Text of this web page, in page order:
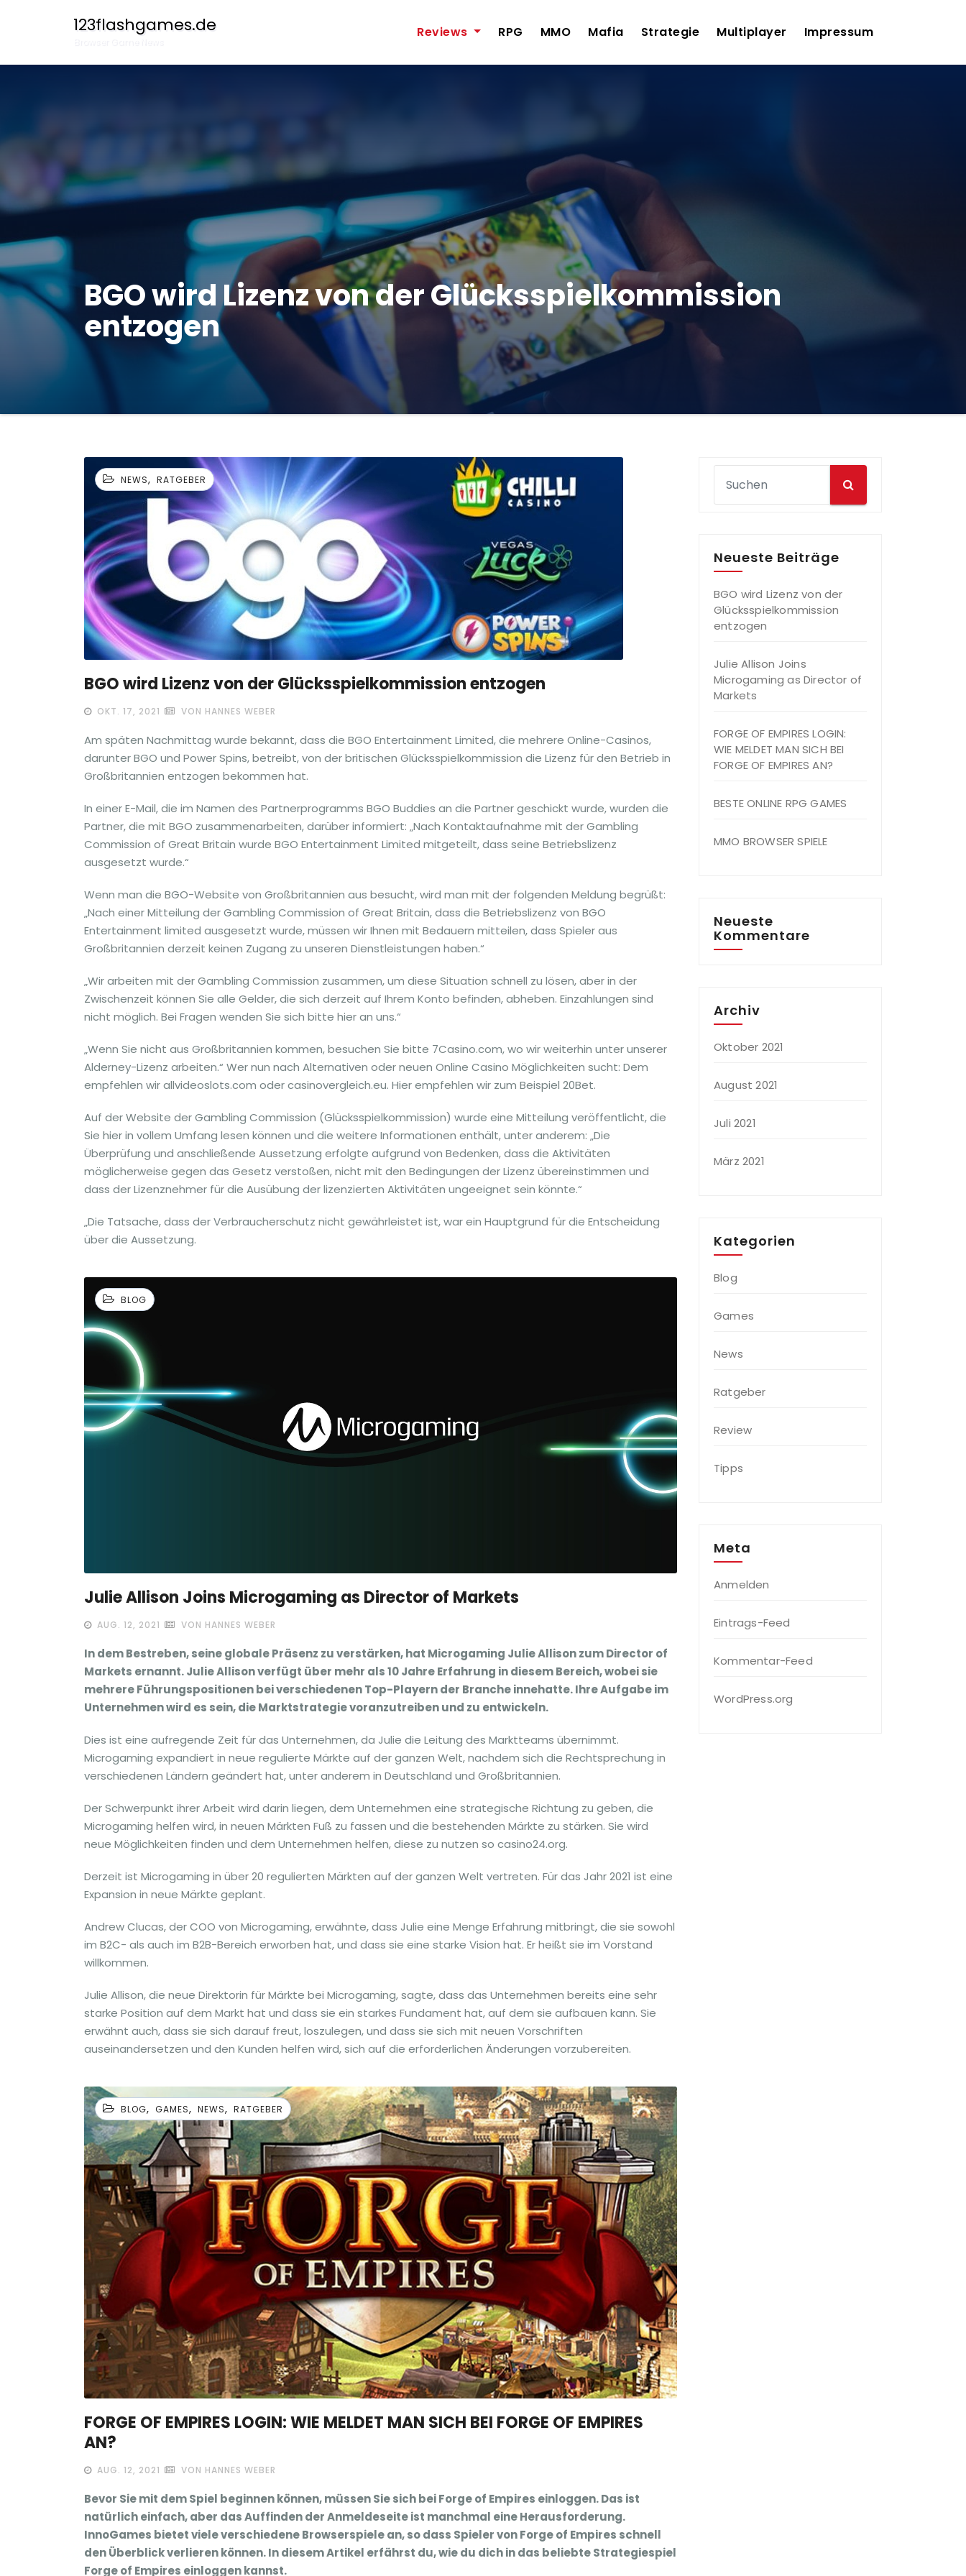
123flashgames.de Reviews RPG MMO Mafia Strategie Multiplayer Impressum
BGO wird Lizenz von der Glücksspielkommission
entzogen
NEWS, RATGEBER
BGO wird Lizenz von der Glücksspielkommission entzogen
OKT. 17, 2021 VON HANNES WEBER
Am späten Nachmittag wurde bekannt, dass die BGO Entertainment Limited, die mehrere Online-Casinos,
darunter BGO und Power Spins, betreibt, von der britischen Glücksspielkommission die Lizenz für den Betrieb in
Großbritannien entzogen bekommen hat.
In einer E-Mail, die im Namen des Partnerprogramms BGO Buddies an die Partner geschickt wurde, wurden die
Partner, die mit BGO zusammenarbeiten, darüber informiert: „Nach Kontaktaufnahme mit der Gambling
Commission of Great Britain wurde BGO Entertainment Limited mitgeteilt, dass seine Betriebslizenz
ausgesetzt wurde.“
Wenn man die BGO-Website von Großbritannien aus besucht, wird man mit der folgenden Meldung begrüßt:
„Nach einer Mitteilung der Gambling Commission of Great Britain, dass die Betriebslizenz von BGO
Entertainment limited ausgesetzt wurde, müssen wir Ihnen mit Bedauern mitteilen, dass Spieler aus
Großbritannien derzeit keinen Zugang zu unseren Dienstleistungen haben.“
„Wir arbeiten mit der Gambling Commission zusammen, um diese Situation schnell zu lösen, aber in der
Zwischenzeit können Sie alle Gelder, die sich derzeit auf Ihrem Konto befinden, abheben. Einzahlungen sind
nicht möglich. Bei Fragen wenden Sie sich bitte hier an uns.“
„Wenn Sie nicht aus Großbritannien kommen, besuchen Sie bitte 7Casino.com, wo wir weiterhin unter unserer
Alderney-Lizenz arbeiten.“ Wer nun nach Alternativen oder neuen Online Casino Möglichkeiten sucht: Dem
empfehlen wir allvideoslots.com oder casinovergleich.eu. Hier empfehlen wir zum Beispiel 20Bet.
Auf der Website der Gambling Commission (Glücksspielkommission) wurde eine Mitteilung veröffentlicht, die
Sie hier in vollem Umfang lesen können und die weitere Informationen enthält, unter anderem: „Die
Überprüfung und anschließende Aussetzung erfolgte aufgrund von Bedenken, dass die Aktivitäten
möglicherweise gegen das Gesetz verstoßen, nicht mit den Bedingungen der Lizenz übereinstimmen und
dass der Lizenznehmer für die Ausübung der lizenzierten Aktivitäten ungeeignet sein könnte.“
„Die Tatsache, dass der Verbraucherschutz nicht gewährleistet ist, war ein Hauptgrund für die Entscheidung
über die Aussetzung.
BLOG
Julie Allison Joins Microgaming as Director of Markets
AUG. 12, 2021 VON HANNES WEBER
In dem Bestreben, seine globale Präsenz zu verstärken, hat Microgaming Julie Allison zum Director of
Markets ernannt. Julie Allison verfügt über mehr als 10 Jahre Erfahrung in diesem Bereich, wobei sie
mehrere Führungspositionen bei verschiedenen Top-Playern der Branche innehatte. Ihre Aufgabe im
Unternehmen wird es sein, die Marktstrategie voranzutreiben und zu entwickeln.
Dies ist eine aufregende Zeit für das Unternehmen, da Julie die Leitung des Marktteams übernimmt.
Microgaming expandiert in neue regulierte Märkte auf der ganzen Welt, nachdem sich die Rechtsprechung in
verschiedenen Ländern geändert hat, unter anderem in Deutschland und Großbritannien.
Der Schwerpunkt ihrer Arbeit wird darin liegen, dem Unternehmen eine strategische Richtung zu geben, die
Microgaming helfen wird, in neuen Märkten Fuß zu fassen und die bestehenden Märkte zu stärken. Sie wird
neue Möglichkeiten finden und dem Unternehmen helfen, diese zu nutzen so casino24.org.
Derzeit ist Microgaming in über 20 regulierten Märkten auf der ganzen Welt vertreten. Für das Jahr 2021 ist eine
Expansion in neue Märkte geplant.
Andrew Clucas, der COO von Microgaming, erwähnte, dass Julie eine Menge Erfahrung mitbringt, die sie sowohl
im B2C- als auch im B2B-Bereich erworben hat, und dass sie eine starke Vision hat. Er heißt sie im Vorstand
willkommen.
Julie Allison, die neue Direktorin für Märkte bei Microgaming, sagte, dass das Unternehmen bereits eine sehr
starke Position auf dem Markt hat und dass sie ein starkes Fundament hat, auf dem sie aufbauen kann. Sie
erwähnt auch, dass sie sich darauf freut, loszulegen, und dass sie sich mit neuen Vorschriften
auseinandersetzen und den Kunden helfen wird, sich auf die erforderlichen Änderungen vorzubereiten.
BLOG, GAMES, NEWS, RATGEBER
FORGE OF EMPIRES LOGIN: WIE MELDET MAN SICH BEI FORGE OF EMPIRES
AN?
AUG. 12, 2021 VON HANNES WEBER
Bevor Sie mit dem Spiel beginnen können, müssen Sie sich bei Forge of Empires einloggen. Das ist
natürlich einfach, aber das Auffinden der Anmeldeseite ist manchmal eine Herausforderung.
InnoGames bietet viele verschiedene Browserspiele an, so dass Spieler von Forge of Empires schnell
den Überblick verlieren können. In diesem Artikel erfährst du, wie du dich in das beliebte Strategiespiel
Forge of Empires einloggen kannst.
Neueste Beiträge
BGO wird Lizenz von der
Glücksspielkommission
entzogen
Julie Allison Joins
Microgaming as Director of
Markets
FORGE OF EMPIRES LOGIN:
WIE MELDET MAN SICH BEI
FORGE OF EMPIRES AN?
BESTE ONLINE RPG GAMES
MMO BROWSER SPIELE
Neueste
Kommentare
Archiv
Oktober 2021
August 2021
Juli 2021
März 2021
Kategorien
Blog
Games
News
Ratgeber
Review
Tipps
Meta
Anmelden
Eintrags-Feed
Kommentar-Feed
WordPress.org